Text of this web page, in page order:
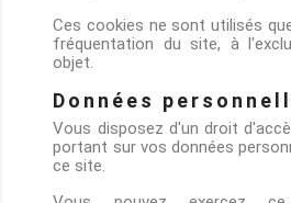
Ces cookies ne sont utilisés
fréquentation du site, à
objet.
Données
Vous disposez d'un droit
portant sur vos données
ce site.